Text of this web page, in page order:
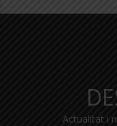
Actualitat i